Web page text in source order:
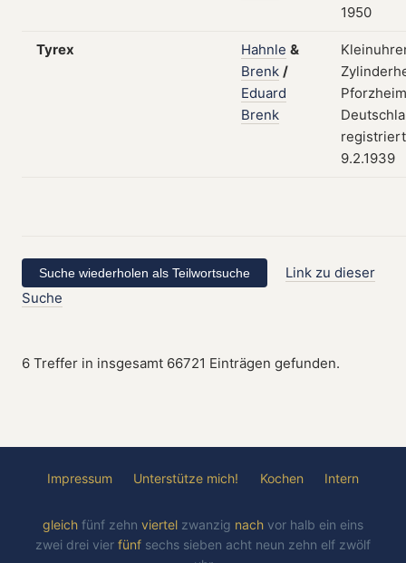
1950
Tyrex Hahnle &
Brenk /
Eduard
Brenk
9.2.1939
Link zu dieser
Suche
6 Treffer in insgesamt 66721 Einträgen gefunden.
Impressum Unterstütze mich! Kochen Intern
gleich fünf zehn viertel zwanzig nach vor halb ein eins
zwei drei vier fünf sechs sieben acht neun zehn elf zwölf